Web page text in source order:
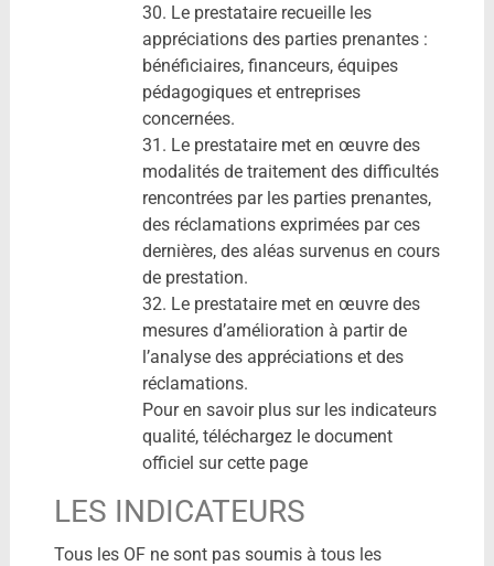
30. Le prestataire recueille les
appréciations des parties prenantes :
bénéficiaires, financeurs, équipes
pédagogiques et entreprises
concernées.
31. Le prestataire met en œuvre des
modalités de traitement des difficultés
rencontrées par les parties prenantes,
des réclamations exprimées par ces
dernières, des aléas survenus en cours
de prestation.
32. Le prestataire met en œuvre des
mesures d’amélioration à partir de
l’analyse des appréciations et des
réclamations.
Pour en savoir plus sur les indicateurs
qualité, téléchargez le document
officiel sur cette page
LES INDICATEURS
Tous les OF ne sont pas soumis à tous les